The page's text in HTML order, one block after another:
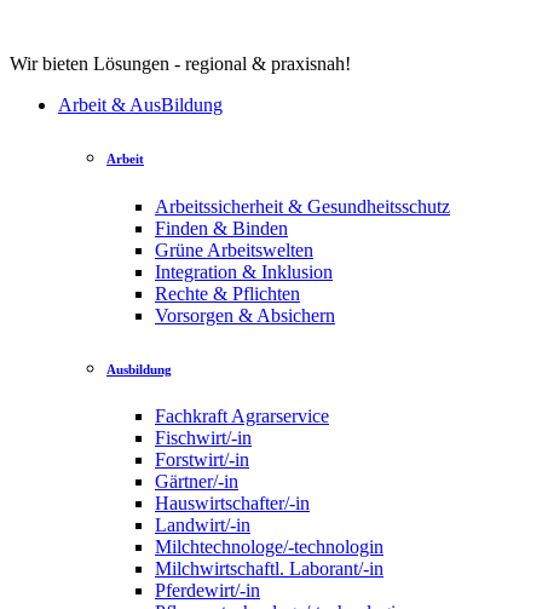
Wir bieten Lösungen - regional & praxisnah!
Arbeit & AusBildung
Arbeit
Arbeitssicherheit & Gesundheitsschutz
Finden & Binden
Grüne Arbeitswelten
Integration & Inklusion
Rechte & Pflichten
Vorsorgen & Absichern
Ausbildung
Fachkraft Agrarservice
Fischwirt/-in
Forstwirt/-in
Gärtner/-in
Hauswirtschafter/-in
Landwirt/-in
Milchtechnologe/-technologin
Milchwirtschaftl. Laborant/-in
Pferdewirt/-in